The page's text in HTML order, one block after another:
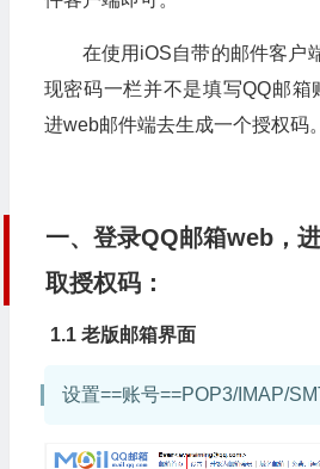
在使用iOS自带的邮件客户
现密码一栏并不是填写QQ邮箱
进web邮件端去生成一个授权码。
一、登录QQ邮箱web，
取授权码：
1.1 老版邮箱界面
设置==账号==POP3/IMAP/